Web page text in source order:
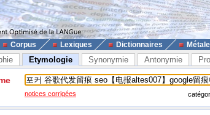
Corpus Lexiques Dictionnaires
Etymologie Synonymie Antonymie
notices corrigées